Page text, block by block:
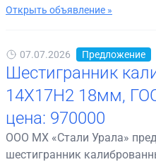
Открыть объявление »
07.07.2026 Предложение
Шестигранник
14Х17Н2 18мм,
цена: 970000
ООО МХ «Стали Урала»
шестигранник